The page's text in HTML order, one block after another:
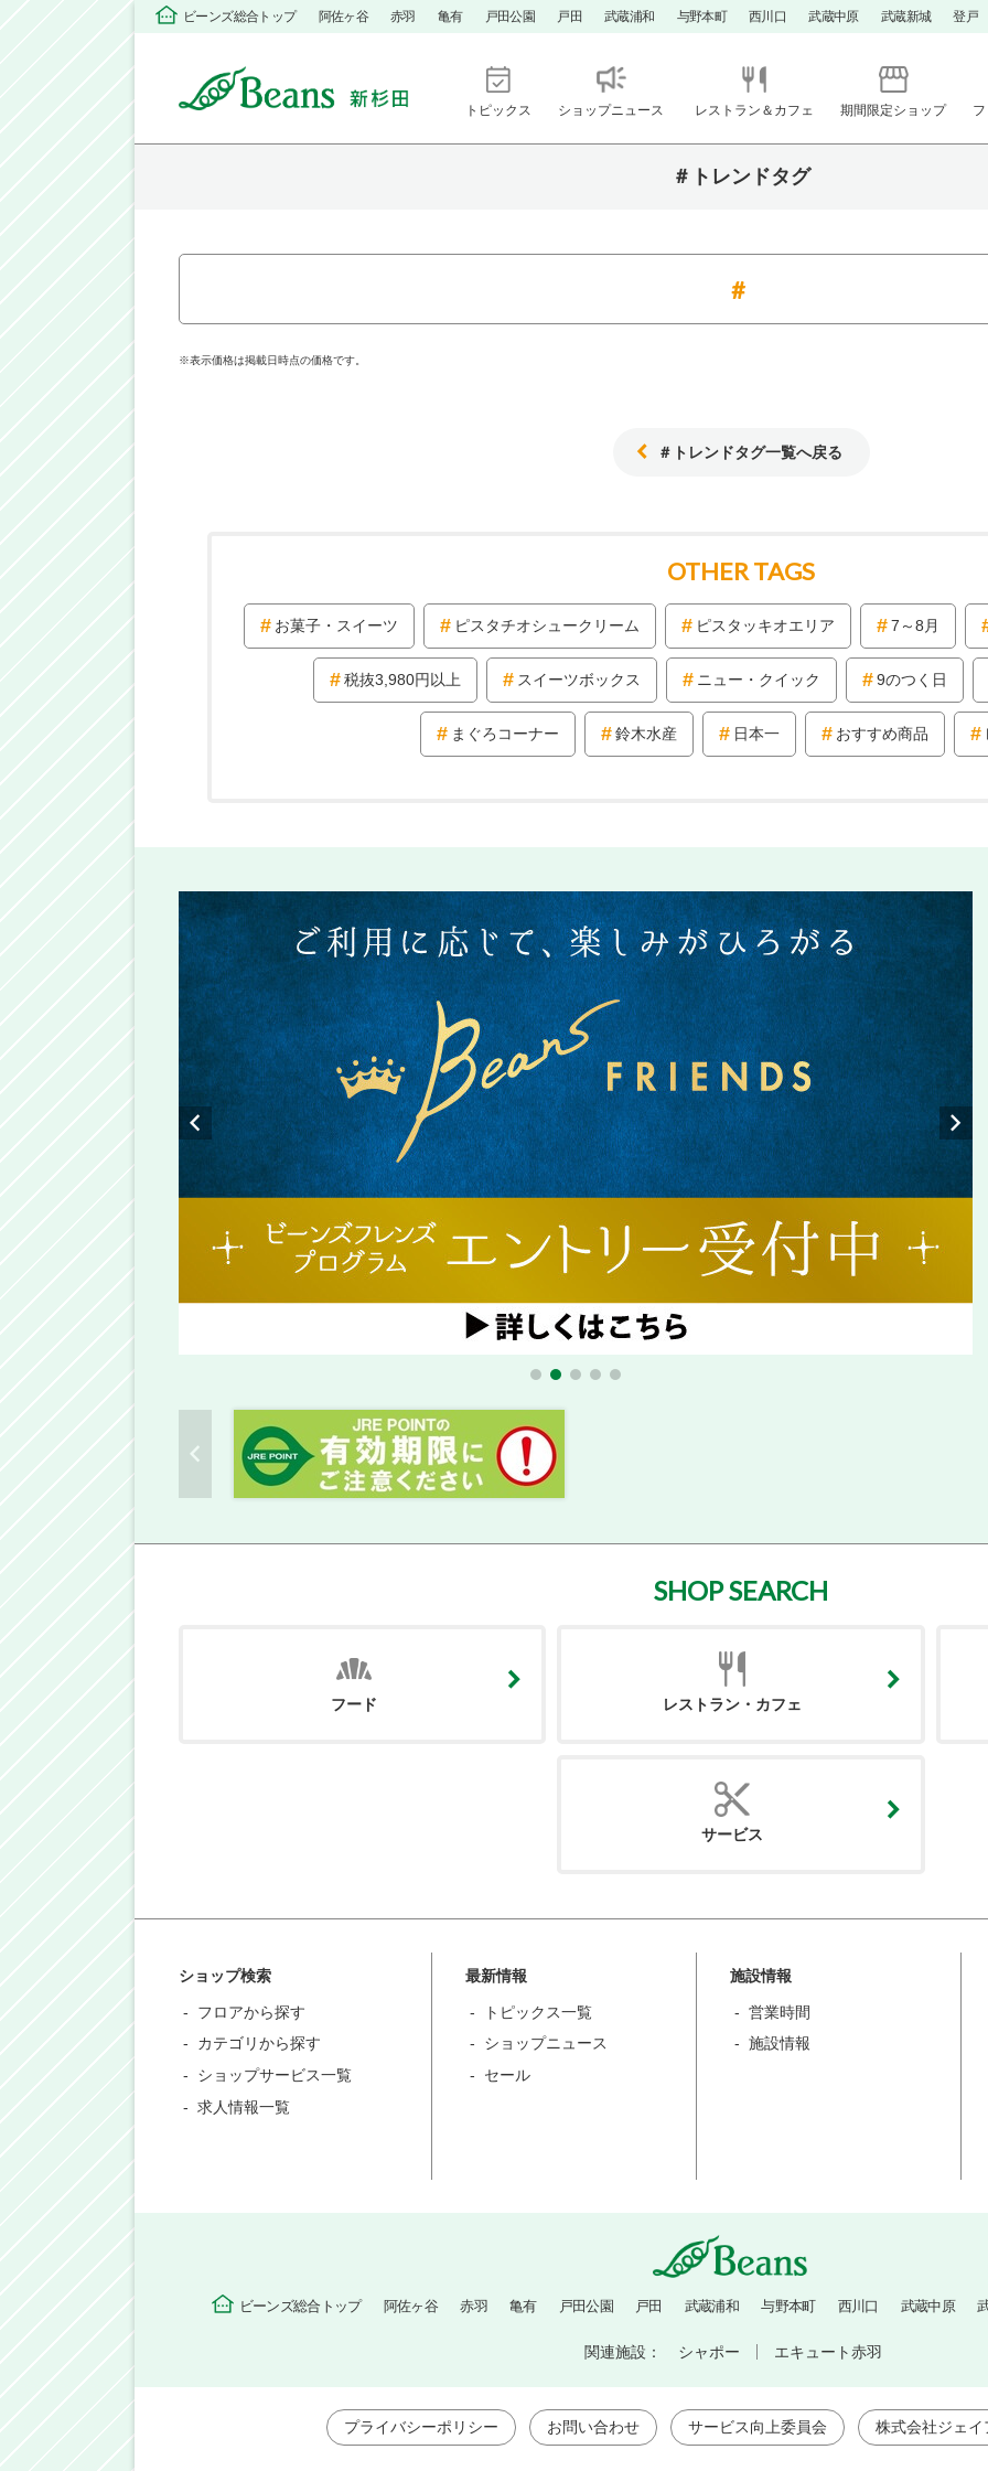
ビーンズ総合トップ 阿佐ヶ谷 赤羽 亀有 戸田公園 戸田 武蔵浦和 与野本町 西川口 武蔵中原 武蔵新城 登戸
トピックス ショップニュース レストラン＆カフェ 期間限定ショップ
＃トレンドタグ
※表示価格は掲載日時点の価格です。
＃トレンドタグ一覧へ戻る
OTHER TAGS
お菓子・スイーツ ピスタチオシュークリーム ピスタッキオエリア 7～8月
税抜3,980円以上 スイーツボックス ニュー・クイック 9のつく日
まぐろコーナー 鈴木水産 日本一 おすすめ商品
SHOP SEARCH
フード レストラン・カフェ
サービス
ショップ検索
フロアから探す
カテゴリから探す
ショップサービス一覧
求人情報一覧
最新情報
トピックス一覧
ショップニュース
セール
施設情報
営業時間
施設情報
ビーンズ総合トップ 阿佐ヶ谷 赤羽 亀有 戸田公園 戸田 武蔵浦和 与野本町 西川口 武蔵中原
関連施設： シャポー エキュート赤羽
プライバシーポリシー お問い合わせ サービス向上委員会 株式会社ジェ